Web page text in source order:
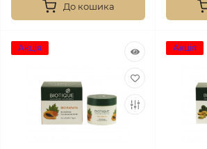
До кошика
Акція Акція